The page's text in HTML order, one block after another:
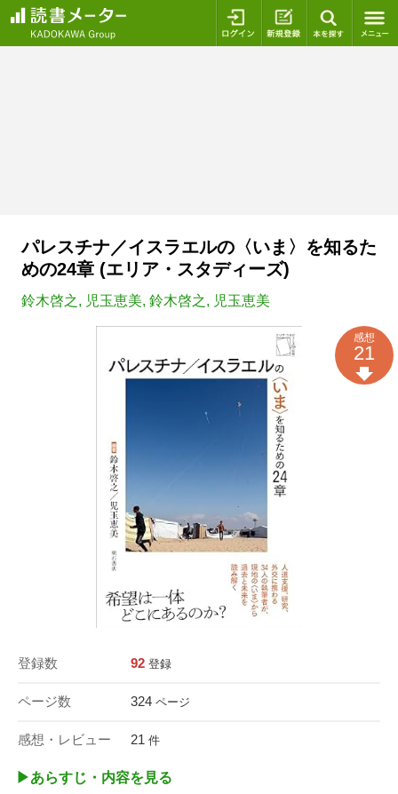
ログイン 新規登録
パレスチナ／イスラエルの〈いま〉を知るた
めの24章 (エリア・スタディーズ)
鈴木啓之, 児玉恵美, 鈴木啓之, 児玉恵美
登録数 92 登録
ページ数 324 ページ
感想・レビュー 21 件
感想
21
▶︎あらすじ・内容を見る